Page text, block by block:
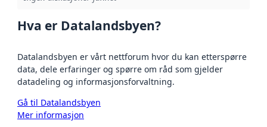
Hva er Datalandsbyen?
Datalandsbyen er vårt nettforum hvor du kan etterspørre
data, dele erfaringer og spørre om råd som gjelder
datadeling og informasjonsforvaltning.
Gå til Datalandsbyen
Mer informasjon